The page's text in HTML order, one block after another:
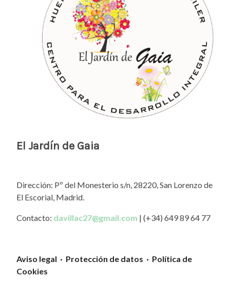
El Jardín de Gaia
Dirección: Pº del Monesterio s/n, 28220, San Lorenzo de
El Escorial, Madrid.
Contacto: davillac27@gmail.com | (+34) 649 89 64 77
Aviso legal · Protección de datos · Política de
Cookies